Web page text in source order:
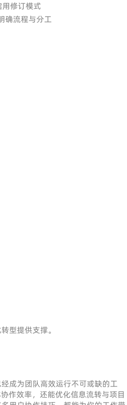
修订模式
确流程与分工
型提供支撑。
成为团队高效运行不可或缺的工
作效率，还能优化信息流转与项目